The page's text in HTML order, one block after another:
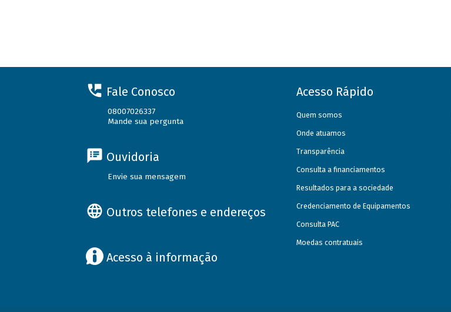
Fale Conosco
08007026337
Mande sua pergunta
Ouvidoria
Envie sua mensagem
Outros telefones e endereços
Acesso à informação
Acesso Rápido
Quem somos
Onde atuamos
Transparência
Consulta a financiamentos
Resultados para a sociedade
Credenciamento de Equipamentos
Consulta PAC
Moedas contratuais